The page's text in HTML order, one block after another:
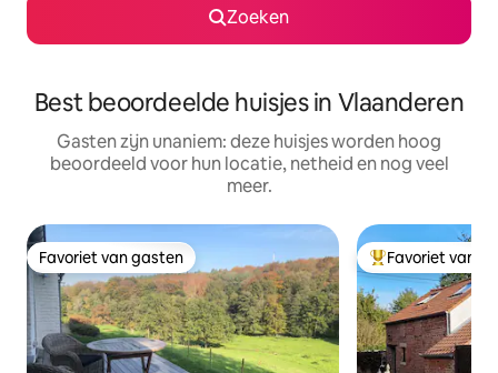
Zoeken
Best beoordeelde huisjes in Vlaanderen
Gasten zijn unaniem: deze huisjes worden hoog
beoordeeld voor hun locatie, netheid en nog veel
meer.
Favoriet van gasten
Favoriet van gasten Topfavoriet van
Favoriet van